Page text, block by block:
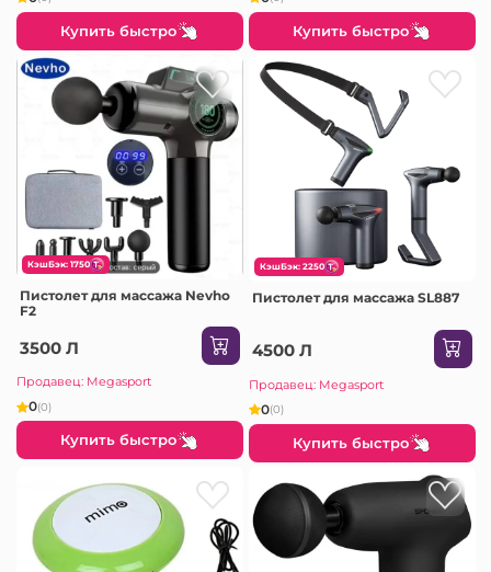
Купить быстро Купить быстро
КэшБэк: 1750
Пистолет для массажа Nevho
F2
3500 Л
Продавец: Megasport
0(0)
Купить быстро
КэшБэк: 2250
Пистолет для массажа SL887
4500 Л
Продавец: Megasport
0(0)
Купить быстро